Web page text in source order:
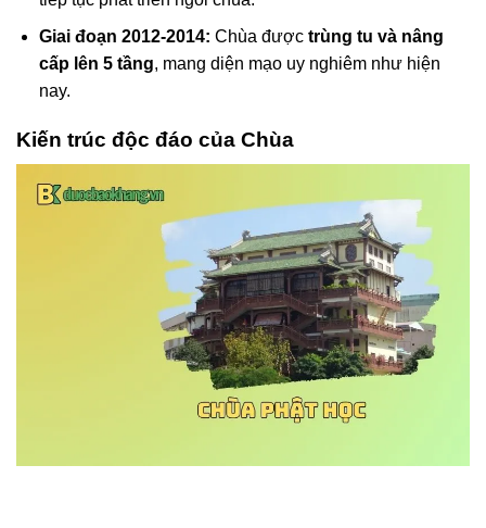
Giai đoạn 2012-2014: Chùa được trùng tu và nâng
cấp lên 5 tầng, mang diện mạo uy nghiêm như hiện
nay.
Kiến trúc độc đáo của Chùa